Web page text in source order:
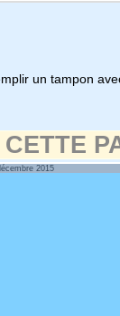
un tampon
2015